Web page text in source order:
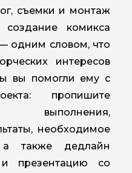
съемки и монтаж
создание комикса
одним словом, что
интересов
вы помогли ему с
пропишите
выполнения,
необходимое
также дедлайн
презентацию со